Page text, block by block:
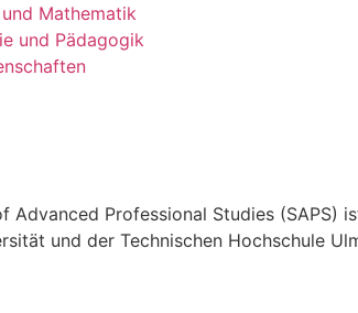
Mathematik
und Pädagogik
Advanced Professional Studies (SAPS)
und der Technischen Hochschule